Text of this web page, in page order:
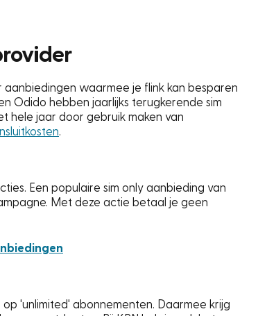
aanbiedingen waarmee je flink kan besparen
Odido hebben jaarlijks terugkerende sim
hele jaar door gebruik maken van
.
Een populaire sim only aanbieding van
Met deze actie betaal je geen
'unlimited' abonnementen. Daarmee krijg